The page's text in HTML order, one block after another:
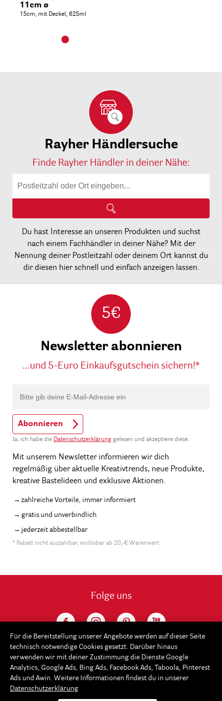
11cm ø
15cm, mit Deckel, 625ml
Rayher Händlersuche
Finde Rayher Händler in deiner Nähe:
Du hast Interesse an unseren Produkten und suchst
nach einem Fachhändler in deiner Nähe? Mit der
Nennung deiner Postleitzahl oder deinem Ort kannst du
dir diesen hier schnell und einfach anzeigen lassen.
5€
Newsletter abonnieren
...und 5-Euro Einkaufsgutschein sichern!*
Abonnieren
Ja, ich habe die Datenschutzerklärung gelesen und akzeptiere diese.
Mit unserem Newsletter informieren wir dich
regelmäßig über aktuelle Kreativtrends, neue Produkte,
kreative Bastelideen und exklusive Aktionen.
zahlreiche Vorteile, immer informiert
gratis und unverbindlich
jederzeit abbestellbar
* Rabatt nicht auszahlbar, einlösbar ab 20,-€ Warenwert
Folge uns
Service
Für die Bereitstellung unserer Angebote werden auf dieser Seite
technisch notwendige Cookies gesetzt. Darüber hinaus
verwenden wir mit deiner Zustimmung die Dienste Google
Analytics, Google Ads, Bing Ads, Facebook Ads, Taboola, Pinterest
Ads und Awin. Weitere Informationen findest du in unserer
Datenschutzerklärung